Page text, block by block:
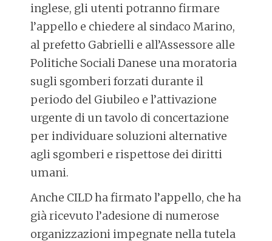
inglese, gli utenti potranno firmare
l’appello e chiedere al sindaco Marino,
al prefetto Gabrielli e all’Assessore alle
Politiche Sociali Danese una moratoria
sugli sgomberi forzati durante il
periodo del Giubileo e l’attivazione
urgente di un tavolo di concertazione
per individuare soluzioni alternative
agli sgomberi e rispettose dei diritti
umani.
Anche CILD ha firmato l’appello, che ha
già ricevuto l’adesione di numerose
organizzazioni impegnate nella tutela